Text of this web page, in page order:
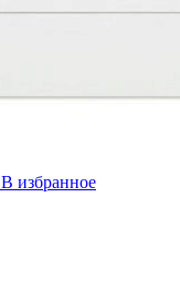
В избранное